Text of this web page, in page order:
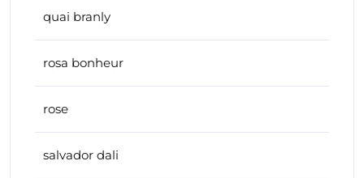
quai branly
rosa bonheur
rose
salvador dali